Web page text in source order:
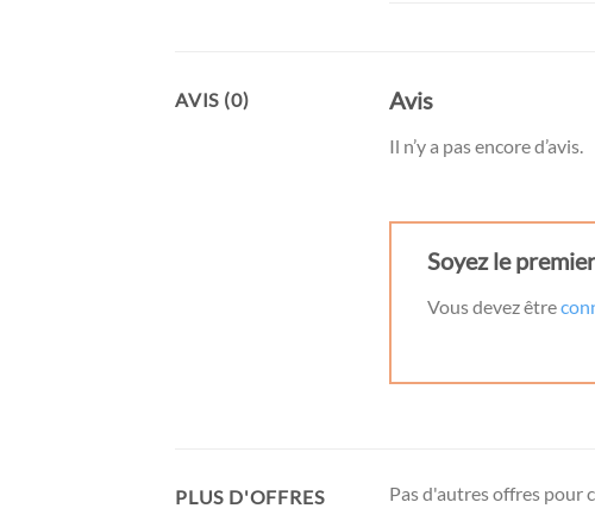
AVIS (0) Avis
Il n’y a pas encore d’avis.
Soyez le
Vous devez être
PLUS D'OFFRES Pas d'autres offres pour